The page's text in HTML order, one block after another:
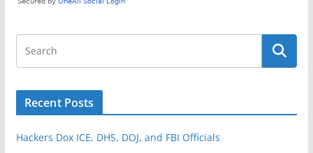
Recent Posts
Hackers Dox ICE, DHS, DOJ, and FBI Officials